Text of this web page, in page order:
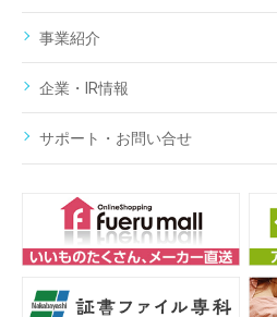
事業紹介
企業・IR情報
サポート・お問い合せ